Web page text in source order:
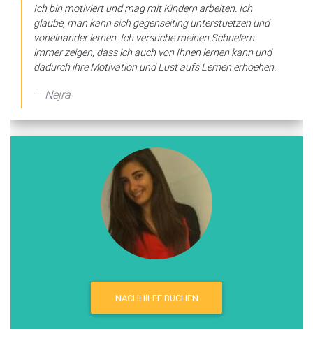
Ich bin motiviert und mag mit Kindern arbeiten. Ich
glaube, man kann sich gegenseiting unterstuetzen und
voneinander lernen. Ich versuche meinen Schuelern
immer zeigen, dass ich auch von Ihnen lernen kann und
dadurch ihre Motivation und Lust aufs Lernen erhoehen.
Nejra
NACHHILFE BUCHEN